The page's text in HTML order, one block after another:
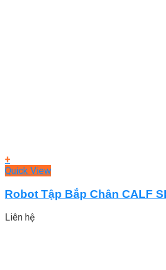
+
Quick View
Robot Tập Bắp Chân CALF
Liên hệ